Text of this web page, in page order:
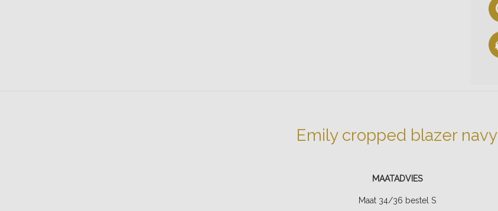
Emily cropped blazer navy
MAATADVIES
Maat 34/36 bestel S